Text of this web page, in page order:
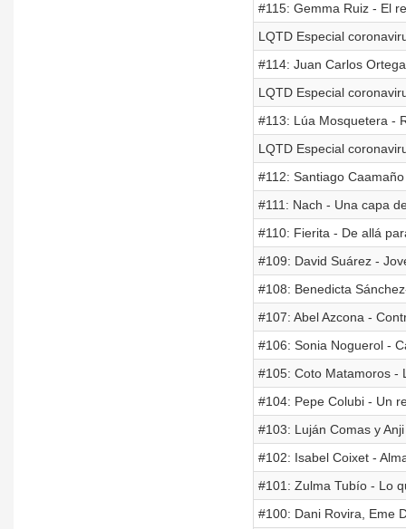
#115: Gemma Ruiz - El
LQTD Especial
#114: Juan Carlos
LQTD Especial
#113: Lúa Mosquetera -
LQTD Especial
#112: Santiago
#111: Nach - Una capa
#110: Fierita - De allá
#109: David Suárez -
#108: Benedicta
#107: Abel Azcona -
#106: Sonia Noguerol -
#105: Coto Matamoros -
#104: Pepe Colubi - Un
#103: Luján Comas y
#102: Isabel Coixet -
#101: Zulma Tubío - Lo
#100: Dani Rovira, Eme